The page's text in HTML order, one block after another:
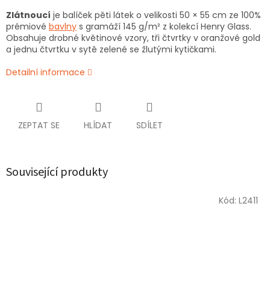
Zlátnoucí je balíček pěti látek o velikosti 50 × 55 cm ze 100%
prémiové bavlny s gramáží 145 g/m² z kolekcí Henry Glass.
Obsahuje drobné květinové vzory, tři čtvrtky v oranžové gold
a jednu čtvrtku v sytě zelené se žlutými kytičkami.
Detailní informace
ZEPTAT SE HLÍDAT SDÍLET
Související produkty
Kód: L2411